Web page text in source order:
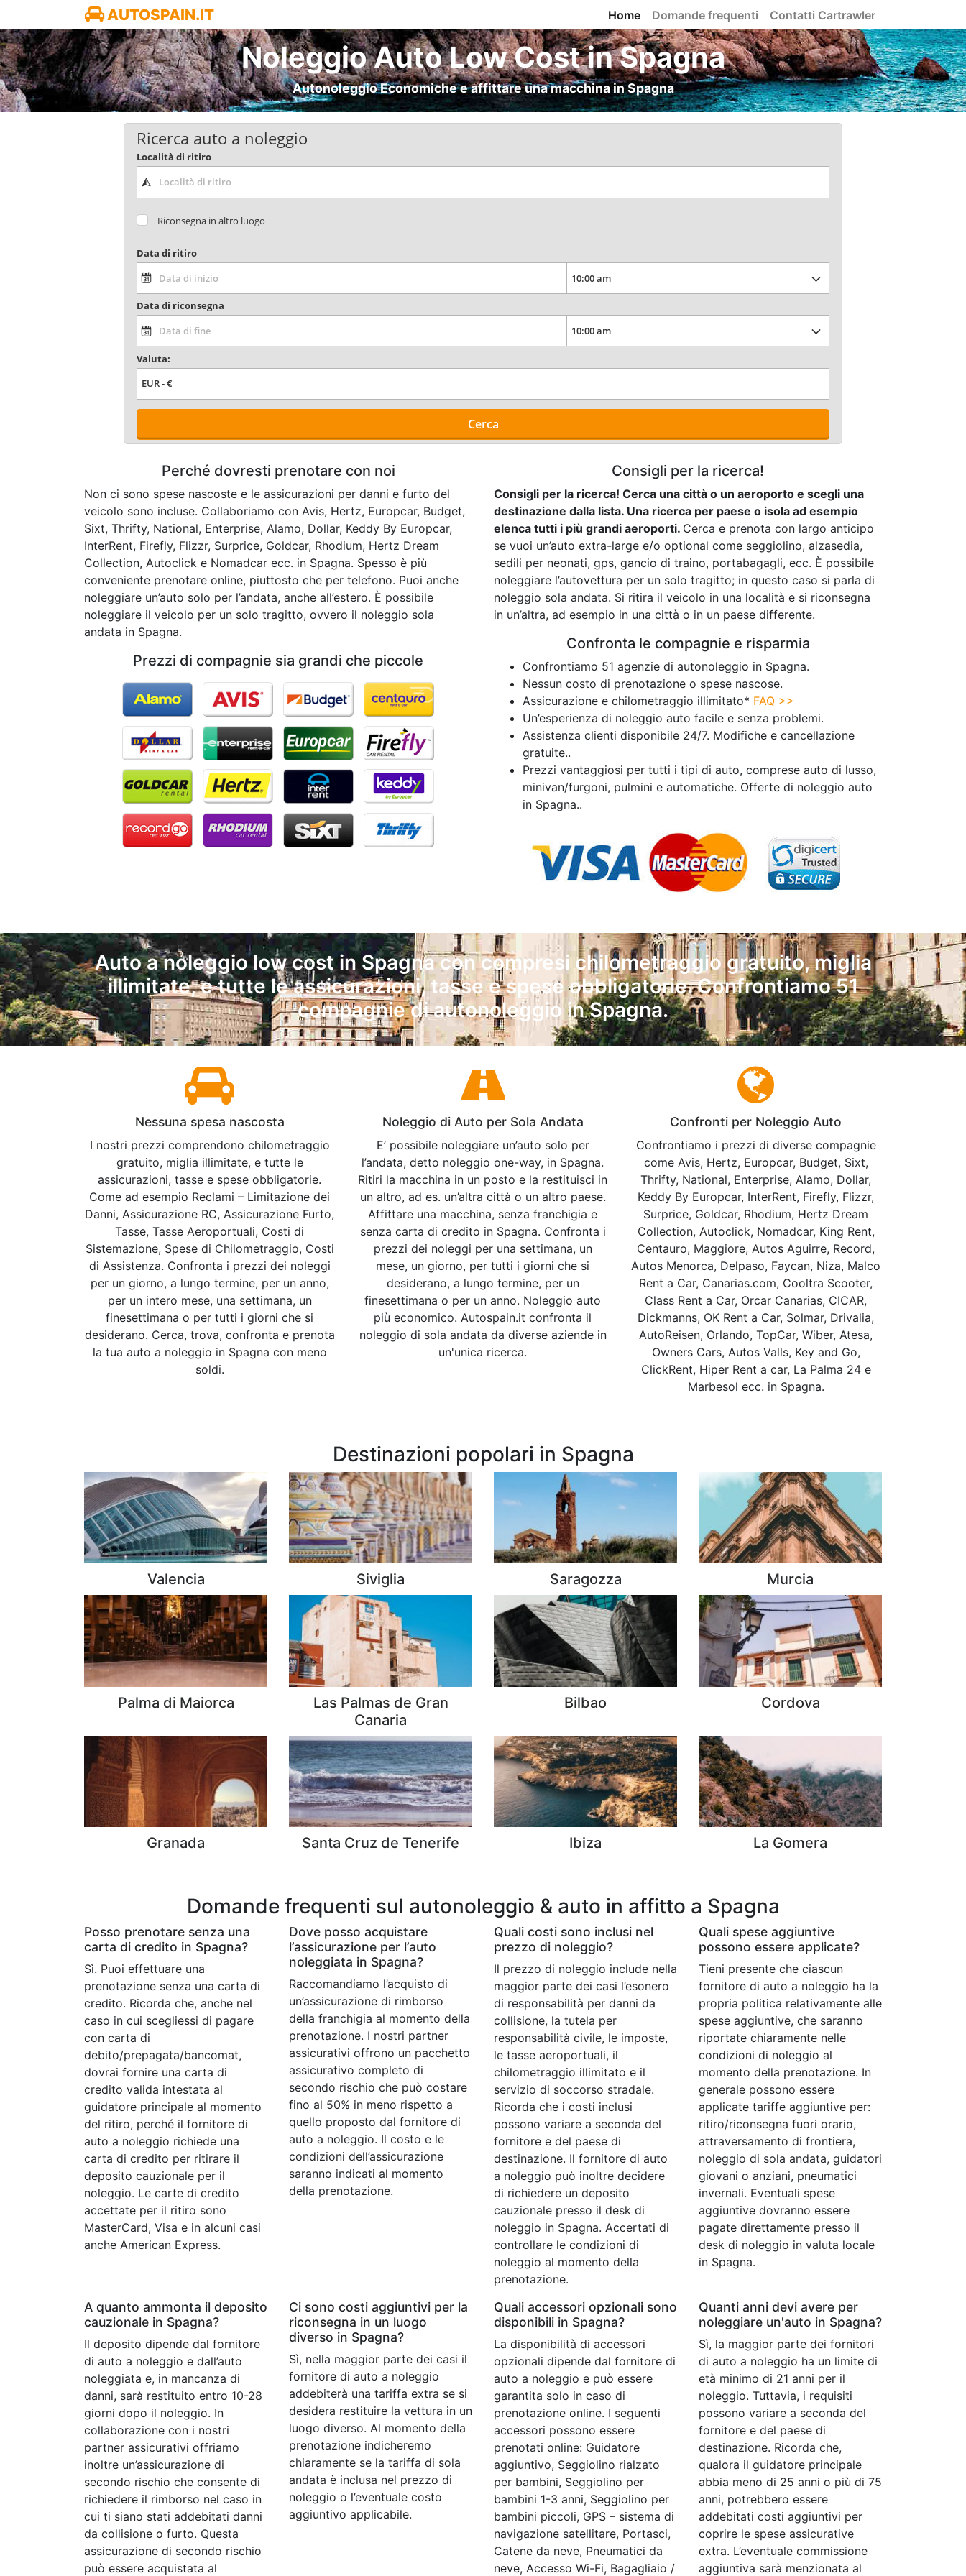
AUTOSPAIN.IT Home Domande frequenti Contatti Cartrawler
Noleggio Auto Low Cost in Spagna
Autonoleggio Economiche e affittare una macchina in Spagna
Ricerca auto a noleggio
Località di ritiro
Riconsegna in altro luogo
Data di ritiro
Data di riconsegna
Valuta:
Cerca
Perché dovresti prenotare con noi
Non ci sono spese nascoste e le assicurazioni per danni e furto del
veicolo sono incluse. Collaboriamo con Avis, Hertz, Europcar, Budget,
Sixt, Thrifty, National, Enterprise, Alamo, Dollar, Keddy By Europcar,
InterRent, Firefly, Flizzr, Surprice, Goldcar, Rhodium, Hertz Dream
Collection, Autoclick e Nomadcar ecc. in Spagna. Spesso è più
conveniente prenotare online, piuttosto che per telefono. Puoi anche
noleggiare un’auto solo per l’andata, anche all’estero. È possibile
noleggiare il veicolo per un solo tragitto, ovvero il noleggio sola
andata in Spagna.
Prezzi di compagnie sia grandi che piccole
Consigli per la ricerca!
Consigli per la ricerca! Cerca una città o un aeroporto e scegli una
destinazione dalla lista. Una ricerca per paese o isola ad esempio
elenca tutti i più grandi aeroporti. Cerca e prenota con largo anticipo
se vuoi un’auto extra-large e/o optional come seggiolino, alzasedia,
sedili per neonati, gps, gancio di traino, portabagagli, ecc. È possibile
noleggiare l’autovettura per un solo tragitto; in questo caso si parla di
noleggio sola andata. Si ritira il veicolo in una località e si riconsegna
in un’altra, ad esempio in una città o in un paese differente.
Confronta le compagnie e risparmia
Confrontiamo 51 agenzie di autonoleggio in Spagna.
Nessun costo di prenotazione o spese nascose.
Assicurazione e chilometraggio illimitato* FAQ >>
Un’esperienza di noleggio auto facile e senza problemi.
Assistenza clienti disponibile 24/7. Modifiche e cancellazione
gratuite..
Prezzi vantaggiosi per tutti i tipi di auto, comprese auto di lusso,
minivan/furgoni, pulmini e automatiche. Offerte di noleggio auto
in Spagna..
Auto a noleggio low cost in Spagna con compresi chilometraggio gratuito, miglia
illimitate, e tutte le assicurazioni, tasse e spese obbligatorie. Confrontiamo 51
compagnie di autonoleggio in Spagna.
Nessuna spesa nascosta
I nostri prezzi comprendono chilometraggio
gratuito, miglia illimitate, e tutte le
assicurazioni, tasse e spese obbligatorie.
Come ad esempio Reclami – Limitazione dei
Danni, Assicurazione RC, Assicurazione Furto,
Tasse, Tasse Aeroportuali, Costi di
Sistemazione, Spese di Chilometraggio, Costi
di Assistenza. Confronta i prezzi dei noleggi
per un giorno, a lungo termine, per un anno,
per un intero mese, una settimana, un
finesettimana o per tutti i giorni che si
desiderano. Cerca, trova, confronta e prenota
la tua auto a noleggio in Spagna con meno
soldi.
Noleggio di Auto per Sola Andata
E’ possibile noleggiare un’auto solo per
l’andata, detto noleggio one-way, in Spagna.
Ritiri la macchina in un posto e la restituisci in
un altro, ad es. un’altra città o un altro paese.
Affittare una macchina, senza franchigia e
senza carta di credito in Spagna. Confronta i
prezzi dei noleggi per una settimana, un
mese, un giorno, per tutti i giorni che si
desiderano, a lungo termine, per un
finesettimana o per un anno. Noleggio auto
più economico. Autospain.it confronta il
noleggio di sola andata da diverse aziende in
un'unica ricerca.
Confronti per Noleggio Auto
Confrontiamo i prezzi di diverse compagnie
come Avis, Hertz, Europcar, Budget, Sixt,
Thrifty, National, Enterprise, Alamo, Dollar,
Keddy By Europcar, InterRent, Firefly, Flizzr,
Surprice, Goldcar, Rhodium, Hertz Dream
Collection, Autoclick, Nomadcar, King Rent,
Centauro, Maggiore, Autos Aguirre, Record,
Autos Menorca, Delpaso, Faycan, Niza, Malco
Rent a Car, Canarias.com, Cooltra Scooter,
Class Rent a Car, Orcar Canarias, CICAR,
Dickmanns, OK Rent a Car, Solmar, Drivalia,
AutoReisen, Orlando, TopCar, Wiber, Atesa,
Owners Cars, Autos Valls, Key and Go,
ClickRent, Hiper Rent a car, La Palma 24 e
Marbesol ecc. in Spagna.
Destinazioni popolari in Spagna
Valencia Siviglia Saragozza Murcia
Palma di Maiorca
Las Palmas de Gran
Canaria
Bilbao Cordova
Granada Santa Cruz de Tenerife Ibiza La Gomera
Domande frequenti sul autonoleggio & auto in affitto a Spagna
Posso prenotare senza una
carta di credito in Spagna?
Sì. Puoi effettuare una
prenotazione senza una carta di
credito. Ricorda che, anche nel
caso in cui scegliessi di pagare
con carta di
debito/prepagata/bancomat,
dovrai fornire una carta di
credito valida intestata al
guidatore principale al momento
del ritiro, perché il fornitore di
auto a noleggio richiede una
carta di credito per ritirare il
deposito cauzionale per il
noleggio. Le carte di credito
accettate per il ritiro sono
MasterCard, Visa e in alcuni casi
anche American Express.
Dove posso acquistare
l’assicurazione per l’auto
noleggiata in Spagna?
Raccomandiamo l’acquisto di
un’assicurazione di rimborso
della franchigia al momento della
prenotazione. I nostri partner
assicurativi offrono un pacchetto
assicurativo completo di
secondo rischio che può costare
fino al 50% in meno rispetto a
quello proposto dal fornitore di
auto a noleggio. Il costo e le
condizioni dell’assicurazione
saranno indicati al momento
della prenotazione.
Quali costi sono inclusi nel
prezzo di noleggio?
Il prezzo di noleggio include nella
maggior parte dei casi l’esonero
di responsabilità per danni da
collisione, la tutela per
responsabilità civile, le imposte,
le tasse aeroportuali, il
chilometraggio illimitato e il
servizio di soccorso stradale.
Ricorda che i costi inclusi
possono variare a seconda del
fornitore e del paese di
destinazione. Il fornitore di auto
a noleggio può inoltre decidere
di richiedere un deposito
cauzionale presso il desk di
noleggio in Spagna. Accertati di
controllare le condizioni di
noleggio al momento della
prenotazione.
Quali spese aggiuntive
possono essere applicate?
Tieni presente che ciascun
fornitore di auto a noleggio ha la
propria politica relativamente alle
spese aggiuntive, che saranno
riportate chiaramente nelle
condizioni di noleggio al
momento della prenotazione. In
generale possono essere
applicate tariffe aggiuntive per:
ritiro/riconsegna fuori orario,
attraversamento di frontiera,
noleggio di sola andata, guidatori
giovani o anziani, pneumatici
invernali. Eventuali spese
aggiuntive dovranno essere
pagate direttamente presso il
desk di noleggio in valuta locale
in Spagna.
A quanto ammonta il deposito
cauzionale in Spagna?
Il deposito dipende dal fornitore
di auto a noleggio e dall’auto
noleggiata e, in mancanza di
danni, sarà restituito entro 10-28
giorni dopo il noleggio. In
collaborazione con i nostri
partner assicurativi offriamo
inoltre un’assicurazione di
secondo rischio che consente di
richiedere il rimborso nel caso in
cui ti siano stati addebitati danni
da collisione o furto. Questa
assicurazione di secondo rischio
può essere acquistata al
Ci sono costi aggiuntivi per la
riconsegna in un luogo
diverso in Spagna?
Sì, nella maggior parte dei casi il
fornitore di auto a noleggio
addebiterà una tariffa extra se si
desidera restituire la vettura in un
luogo diverso. Al momento della
prenotazione indicheremo
chiaramente se la tariffa di sola
andata è inclusa nel prezzo di
noleggio o l’eventuale costo
aggiuntivo applicabile.
Quali accessori opzionali sono
disponibili in Spagna?
La disponibilità di accessori
opzionali dipende dal fornitore di
auto a noleggio e può essere
garantita solo in caso di
prenotazione online. I seguenti
accessori possono essere
prenotati online: Guidatore
aggiuntivo, Seggiolino rialzato
per bambini, Seggiolino per
bambini 1-3 anni, Seggiolino per
bambini piccoli, GPS – sistema di
navigazione satellitare, Portasci,
Catene da neve, Pneumatici da
neve, Accesso Wi-Fi, Bagagliaio /
Quanti anni devi avere per
noleggiare un'auto in Spagna?
Sì, la maggior parte dei fornitori
di auto a noleggio ha un limite di
età minimo di 21 anni per il
noleggio. Tuttavia, i requisiti
possono variare a seconda del
fornitore e del paese di
destinazione. Ricorda che,
qualora il guidatore principale
abbia meno di 25 anni o più di 75
anni, potrebbero essere
addebitati costi aggiuntivi per
coprire le spese assicurative
extra. L’eventuale commissione
aggiuntiva sarà menzionata al